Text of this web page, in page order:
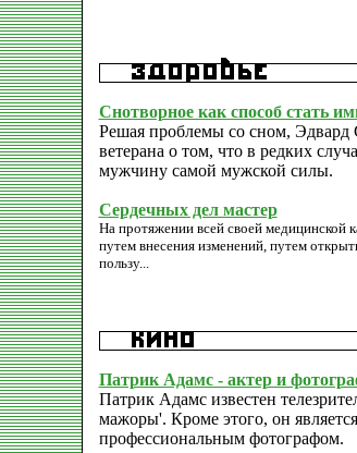
Снотворное как способ стать
Решая проблемы со сном, Эдвард
ветерана о том, что в редких
мужчину самой мужской силы.
Сердечных дел мастер
На протяжении всей своей медицинской
путем внесения изменений, путем
пользу...
Патрик Адамс - актер и
Патрик Адамс известен
мажоры'. Кроме этого, он
профессиональным фотографом.